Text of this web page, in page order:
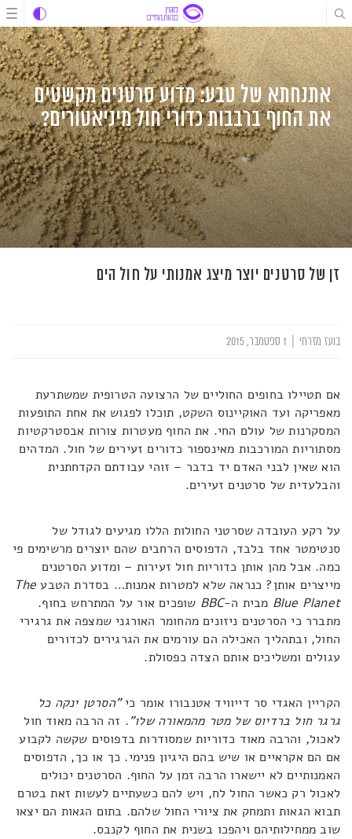
דלג
לתוכן
דלג
לתוכן
דלג
לניווט
אתנחתא של טבע: מדוע סרטנים מקשטים
את החוף ברבבות כדורי חול מיניאטורים?
זן של סרטנים יוצר מיצג אמנותי על חול הים
בועז מזרחי
אם תטיילו בחופים החוליים של הרצועה הטרופית שמשתרעת
מאפריקה ועד האוקיינוס השקט, תוכלו לפגוש את אחת התופעות
המסקרנות של עולם החי. את החוף מעטרות צורות אבסטרקטיות
מסתוריות המורכבות מאינספור כדורים זעירים של חול. המדהים
הוא שאין לבני האדם יד בדבר – זוהי עבודתם הקדחתנית
והבלעדית של סרטנים זעירים.
על רקע העובדה שסרטני החולות הללו מגיעים לגודל של
סנטימטר אחד בלבד, הדפוסים הרחבים שהם יוצרים מרשימים פי
כמה. אבל מהן אותן כדוריות חול זעירות – ומדוע הסרטנים
מייצרים אותן? כנראה שלא למטרות אמנות… בסדרת הטבע The
Blue Planet מבית ה-BBC שופכים אור על המתרחש בחוף.
מתברר כי הסרטנים ניזונים מהחומר האורגני שמצפה את גרגירי
החול, ובתהליך האכילה הם עורמים את הגרגירים לכדורים
עגולים ומשליכים אותם הצדה כפסולת.
הקריין האגדי סר דייוויד אטנבורו אומר כי"הסרטן ינקה כל
גרגר חול ברדיוס של מטר מהמאורה שלו". זה הרבה מאוד חול
לאכול, והרבה מאוד כדוריות שמסודרות בדפוסים שקשה לקבוע
אם הם אקראיים או שיש בהם היגיון פנימי. כך או כך, הדפוסים
האמנותיים לא יישארו הרבה זמן על החוף. הסרטנים יכולים
לאכול רק כאשר החול לח, ויש להם כשעתיים לעשות זאת בטרם
תבוא הגאות ותמחק את ציורי החול שלהם. בתום הגאות הם יצאו
שוב ממחילותיהם ויהפכו בשנית את החוף לקנבס.